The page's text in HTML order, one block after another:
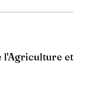
l'Agriculture et